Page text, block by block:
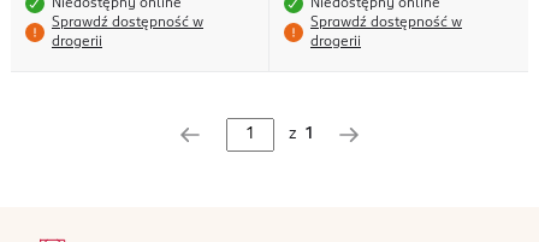
Niedostępny online
Sprawdź dostępność w
drogerii
Niedostępny online
Sprawdź dostępność w
drogerii
z 1